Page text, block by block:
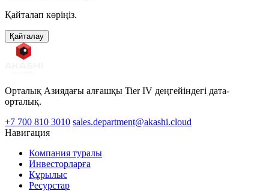
Қайталап көріңіз.
Қайталау
Орталық Азиядағы алғашқы Tier IV деңгейіндегі дата-
орталық.
+7 700 810 3010 sales.department@akashi.cloud
Навигация
Компания туралы
Инвесторларға
Құрылыс
Ресурстар